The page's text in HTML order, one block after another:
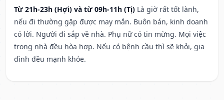
Từ 21h-23h (Hợi) và từ 09h-11h (Tị) Là giờ rất tốt lành,
nếu đi thường gặp được may mắn. Buôn bán, kinh doanh
có lời. Người đi sắp về nhà. Phụ nữ có tin mừng. Mọi việc
trong nhà đều hòa hợp. Nếu có bệnh cầu thì sẽ khỏi, gia
đình đều mạnh khỏe.